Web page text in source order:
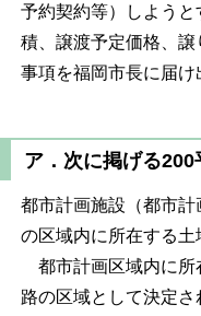
予約契約等）しよう
積、譲渡予定価格、
事項を福岡市長に届け
ア．次に掲げる
都市計画施設（都市計
の区域内に所在する土
都市計画区域内に所
路の区域として決定